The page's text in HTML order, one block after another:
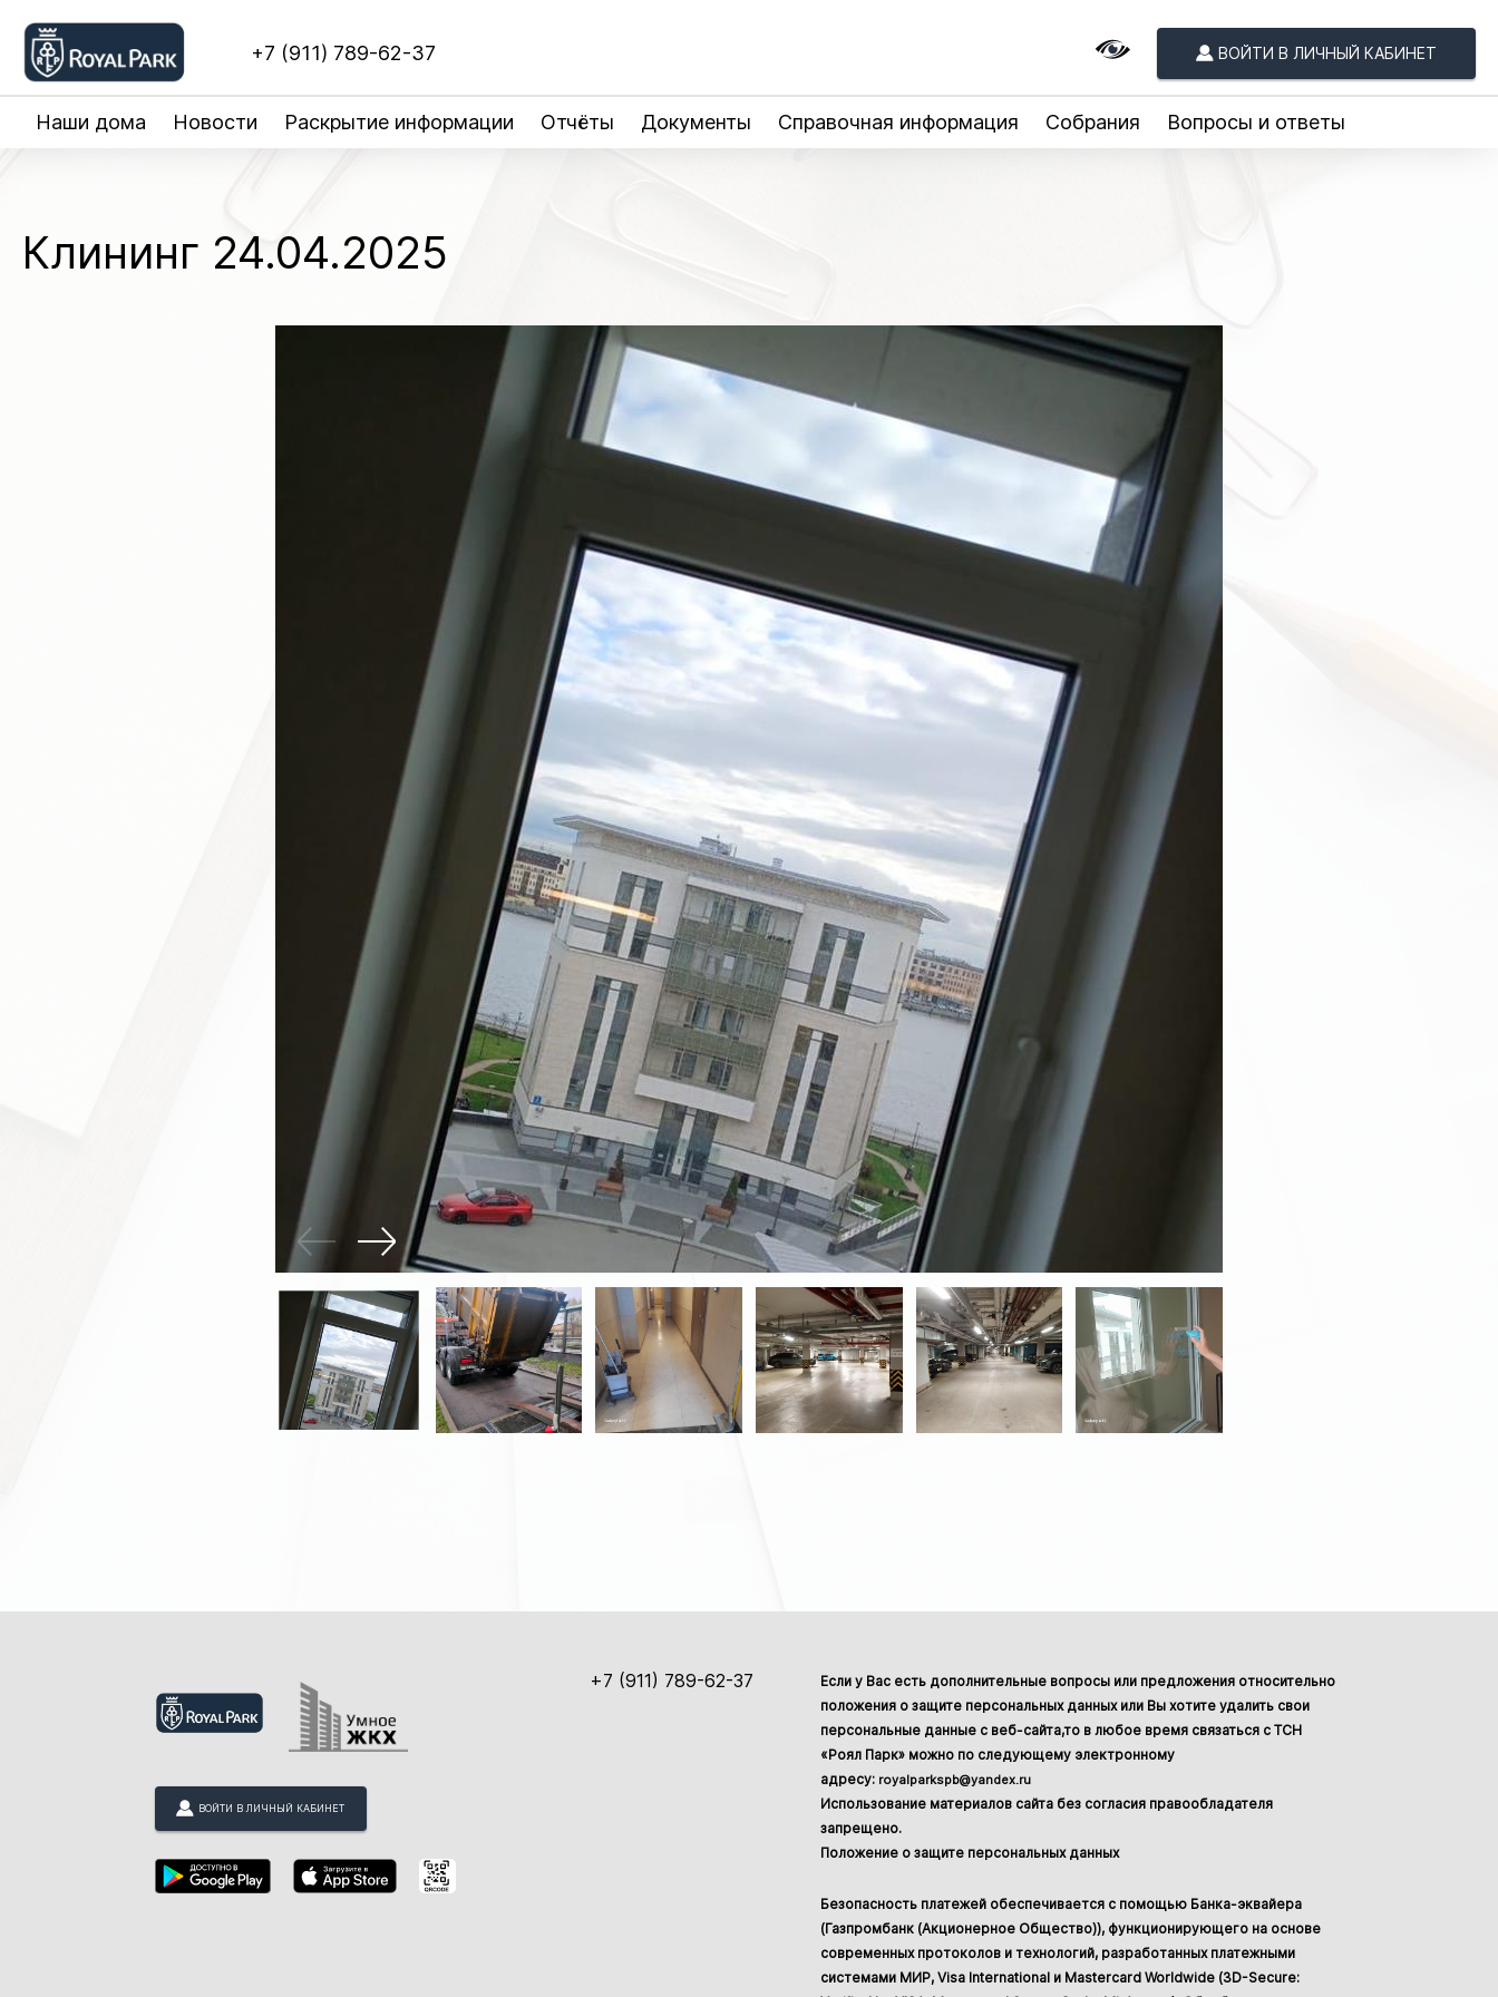
+7 (911) 789-62-37 ВОЙТИ В ЛИЧНЫЙ КАБИНЕТ
Наши дома Новости Раскрытие информации Отчёты Документы Справочная информация Собрания Вопросы и ответы
Клининг 24.04.2025
ВОЙТИ В ЛИЧНЫЙ КАБИНЕТ
+7 (911) 789-62-37
Если у Вас есть дополнительные вопросы или предложения относительно
положения о защите персональных данных или Вы хотите удалить свои
персональные данные с веб-сайта,то в любое время связаться с ТСН
«Роял Парк» можно по следующему электронному
адресу: royalparkspb@yandex.ru
Использование материалов сайта без согласия правообладателя
запрещено.
Положение о защите персональных данных
Безопасность платежей обеспечивается с помощью Банка-эквайера
(Газпромбанк (Акционерное Общество)), функционирующего на основе
современных протоколов и технологий, разработанных платежными
системами МИР, Visa International и Mastercard Worldwide (3D-Secure: